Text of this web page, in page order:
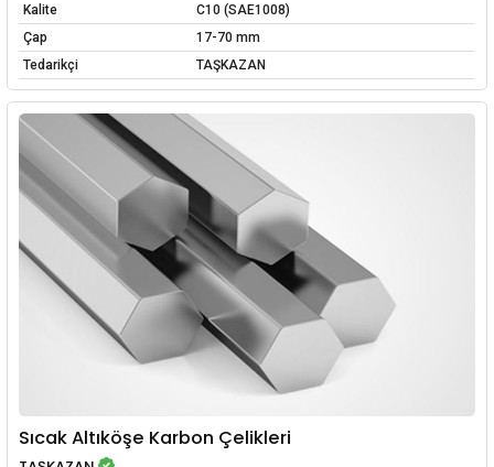
Kalite
C10 (SAE1008)
Çap
17-70 mm
Tedarikçi
TAŞKAZAN
Sıcak Altıköşe Karbon Çelikleri